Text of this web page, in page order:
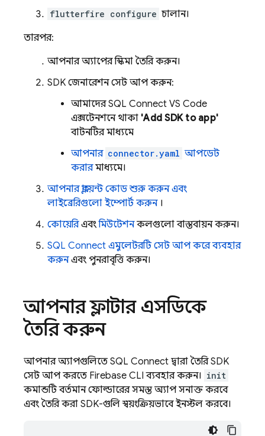
flutterfire configure চালান।
তারপর:
আপনার অ্যাপের স্কিমা তৈরি করুন।
SDK জেনারেশন সেট আপ করুন:
আমাদের SQL Connect VS Code
এক্সটেনশনে থাকা 'Add SDK to app'
বাটনটির মাধ্যমে
আপনার connector.yaml আপডেট
করারমাধ্যমে।
আপনার ক্লায়েন্ট কোড শুরু করুন এবং
লাইব্রেরিগুলো ইম্পোর্ট করুন।
কোয়েরিএবংমিউটেশনকলগুলো বাস্তবায়ন করুন।
SQL Connect এমুলেটরটি সেট আপ করে ব্যবহার
করুনএবং পুনরাবৃত্তি করুন।
আপনার ফ্লাটার এসডিকে
তৈরি করুন
আপনার অ্যাপগুলিতে SQL Connect দ্বারা তৈরি SDK
সেট আপ করতে Firebase CLI ব্যবহার করুন। init
কমান্ডটি বর্তমান ফোল্ডারের সমস্ত অ্যাপ সনাক্ত করবে
এবং তৈরি করা SDK-গুলি স্বয়ংক্রিয়ভাবে ইনস্টল করবে।